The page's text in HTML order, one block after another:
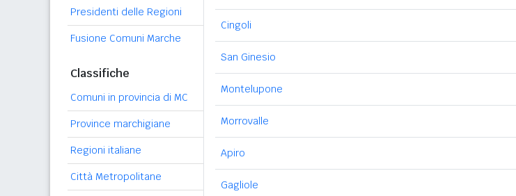
Presidenti delle Regioni
Fusione Comuni Marche
Classifiche
Comuni in provincia di MC
Province marchigiane
Regioni italiane
Città Metropolitane
Cingoli
San Ginesio
Montelupone
Morrovalle
Apiro
Gagliole